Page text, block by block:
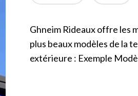
Ghneim Rideaux offre les
plus beaux modèles de la
extérieure : Exemple